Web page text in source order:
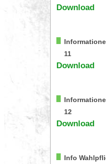
Download
11
Download
12
Download
Info